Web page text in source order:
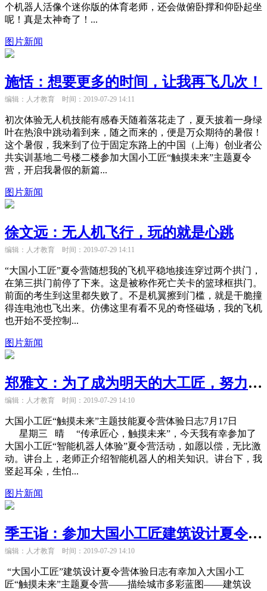
个机器人活像个迷你版的体育老师，还会做俯卧撑和仰卧起坐
呢！真是太神奇了！...
图片新闻
施恬：想要更多的时间，让我再飞几次！
编辑：人才教育 时间：2019-07-29 14:11
初次体验无人机技能有感春天随着落花走了，夏天披着一身绿
叶在热浪中跳动着到来，随之而来的，便是万众期待的暑假！
这个暑假，我来到了位于固定东路上的中国（上海）创业者公
共实训基地二号楼二楼参加大国小工匠“触摸未来”主题夏令
营，开启我暑假的新篇...
图片新闻
徐文远：无人机飞行，玩的就是心跳
编辑：人才教育 时间：2019-07-29 14:11
“大国小工匠”夏令营随想我的飞机平稳地接连穿过两个拱门，
在第三拱门前停了下来。这是被称作死亡关卡的篮球框拱门。
前面的考生到这里都失败了。不是机翼擦到门槛，就是干脆撞
得连电池也飞出来。仿佛这里有看不见的奇怪磁场，我的飞机
也开始不受控制...
图片新闻
郑雅文：为了成为明天的大工匠，努力努力再努力！
编辑：人才教育 时间：2019-07-29 14:10
大国小工匠“触摸未来”主题技能夏令营体验日志7月17日
星期三 晴 “传承匠心，触摸未来”，今天我有幸参加了
大国小工匠“智能机器人体验”夏令营活动，如愿以偿，无比激
动。讲台上，老师正介绍智能机器人的相关知识。讲台下，我
竖起耳朵，生怕...
图片新闻
季王诣：参加大国小工匠建筑设计夏令营，是一次有趣新奇的探险
编辑：人才教育 时间：2019-07-29 14:10
“大国小工匠”建筑设计夏令营体验日志有幸加入大国小工
匠“触摸未来”主题夏令营——描绘城市多彩蓝图——建筑设